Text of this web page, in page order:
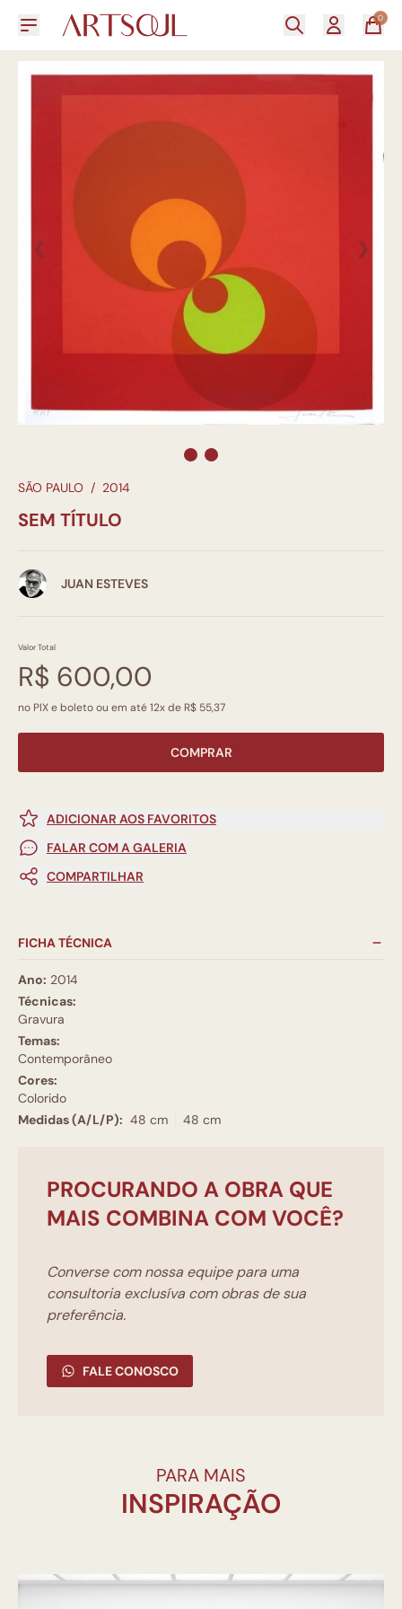
0
❮ ❯
SÃO PAULO / 2014
SEM TÍTULO
JUAN ESTEVES
Valor Total
R$ 600,00
no PIX e boleto ou em até 12x de R$ 55,37
COMPRAR
ADICIONAR AOS FAVORITOS
FALAR COM A GALERIA
COMPARTILHAR
FICHA TÉCNICA
Ano: 2014
Técnicas:
Gravura
Temas:
Contemporâneo
Cores:
Colorido
Medidas (A/L/P): 48 cm 48 cm
PROCURANDO A OBRA QUE
MAIS COMBINA COM VOCÊ?
Converse com nossa equipe para uma
consultoria exclusíva com obras de sua
preferência.
FALE CONOSCO
PARA MAIS
INSPIRAÇÃO